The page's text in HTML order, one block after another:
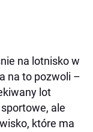
na lotnisko w
na to pozwoli –
lot
ale
które ma